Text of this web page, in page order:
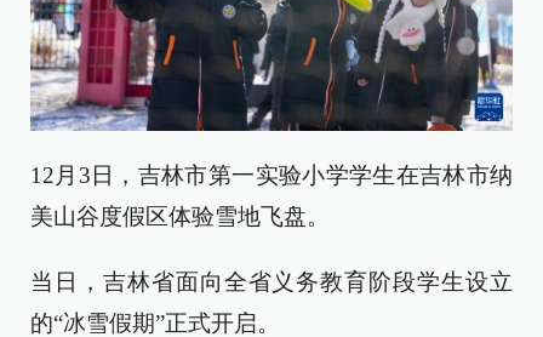
12月3日，吉林市第一实验小学学生在吉林市纳
美山谷度假区体验雪地飞盘。
当日，吉林省面向全省义务教育阶段学生设立
的“冰雪假期”正式开启。